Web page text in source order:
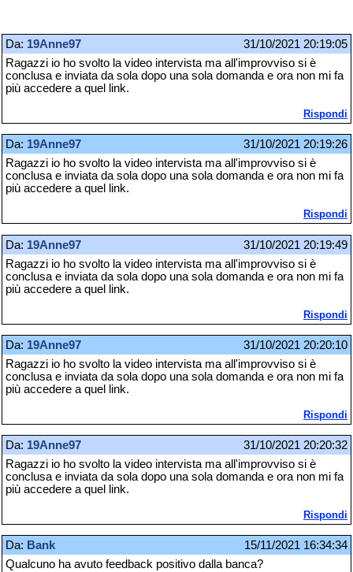
Da: 19Anne97
31/10/2021 20:19:05
Ragazzi io ho svolto la video intervista ma all'improvviso si è
conclusa e inviata da sola dopo una sola domanda e ora non mi fa
più accedere a quel link.
Rispondi
Da: 19Anne97
31/10/2021 20:19:26
Ragazzi io ho svolto la video intervista ma all'improvviso si è
conclusa e inviata da sola dopo una sola domanda e ora non mi fa
più accedere a quel link.
Rispondi
Da: 19Anne97
31/10/2021 20:19:49
Ragazzi io ho svolto la video intervista ma all'improvviso si è
conclusa e inviata da sola dopo una sola domanda e ora non mi fa
più accedere a quel link.
Rispondi
Da: 19Anne97
31/10/2021 20:20:10
Ragazzi io ho svolto la video intervista ma all'improvviso si è
conclusa e inviata da sola dopo una sola domanda e ora non mi fa
più accedere a quel link.
Rispondi
Da: 19Anne97
31/10/2021 20:20:32
Ragazzi io ho svolto la video intervista ma all'improvviso si è
conclusa e inviata da sola dopo una sola domanda e ora non mi fa
più accedere a quel link.
Rispondi
Da: Bank
15/11/2021 16:34:34
Qualcuno ha avuto feedback positivo dalla banca?